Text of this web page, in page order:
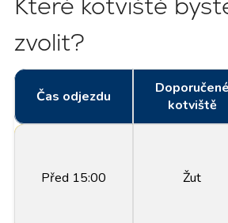
zvolit?
Čas odjezdu
Doporučené
kotviště
Před 15:00 Žut